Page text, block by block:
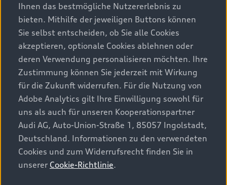
A3 Limousine
Entdecken
Kraftstoffverbrauch (kombiniert): 6,0–4,4 l/100 km (vorläufig);
CO₂-Emissionen (kombiniert): 137–115 g/km (vorläufig); CO₂-
Klassen: E–C (vorläufig).
Ihnen das bestmögliche Nutzererlebnis zu
bieten. Mithilfe der jeweiligen Buttons können
Sie selbst entscheiden, ob Sie alle Cookies
akzeptieren, optionale Cookies ablehnen oder
deren Verwendung personalisieren möchten. Ihre
Zustimmung können Sie jederzeit mit Wirkung
für die Zukunft widerrufen. Für die Nutzung von
Adobe Analytics gilt Ihre Einwilligung sowohl für
uns als auch für unseren Kooperationspartner
Audi AG, Auto-Union-Straße 1, 85057 Ingolstadt,
Deutschland. Informationen zu den verwendeten
Cookies und zum Widerrufsrecht finden Sie in
unserer Cookie-Richtlinie.